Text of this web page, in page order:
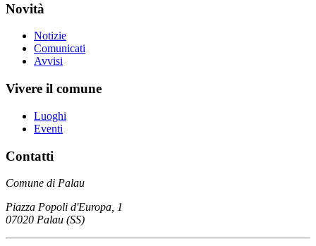
Novità
Notizie
Comunicati
Avvisi
Vivere il comune
Luoghi
Eventi
Contatti
Comune di Palau
Piazza Popoli d'Europa, 1
07020 Palau (SS)